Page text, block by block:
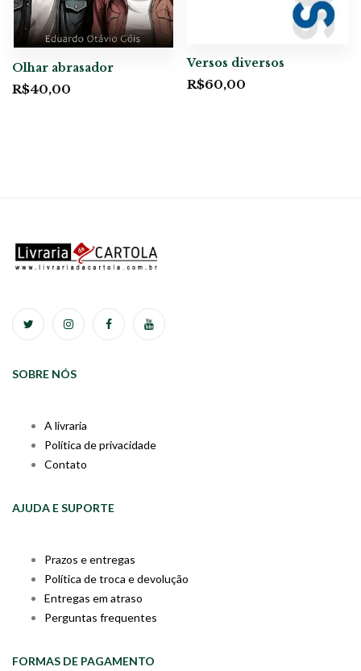
Olhar abrasador
R$40,00
Versos diversos
R$60,00
SOBRE NÓS
A livraria
Política de privacidade
Contato
AJUDA E SUPORTE
Prazos e entregas
Política de troca e devolução
Entregas em atraso
Perguntas frequentes
FORMAS DE PAGAMENTO